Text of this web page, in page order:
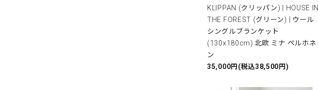
KLIPPAN (クリッパン) | HOUSE IN
THE FOREST (グリーン) | ウール
シングルブランケット
(130x180cm) 北欧 ミナ ペルホネ
ン
35,000円(税込38,500円)